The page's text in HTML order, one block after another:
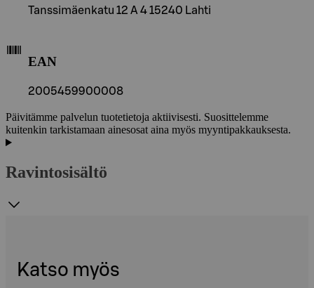
Tanssimäenkatu 12 A 4 15240 Lahti
EAN
2005459900008
Päivitämme palvelun tuotetietoja aktiivisesti. Suosittelemme
kuitenkin tarkistamaan ainesosat aina myös myyntipakkauksesta.
Ravintosisältö
Katso myös